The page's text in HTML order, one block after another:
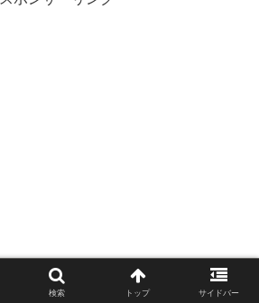
検索 トップ サイドバー